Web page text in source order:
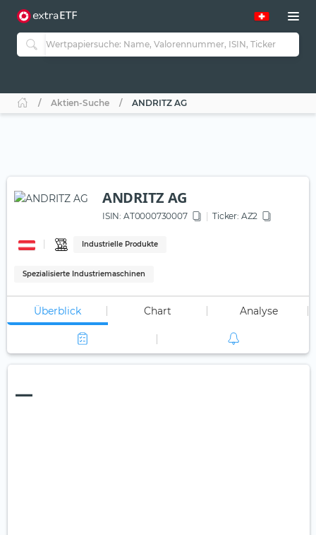
Aktien-Suche ANDRITZ AG
ANDRITZ AG
ISIN: AT0000730007 Ticker: AZ2
Industrielle Produkte
Spezialisierte Industriemaschinen
Überblick Chart Analyse
—